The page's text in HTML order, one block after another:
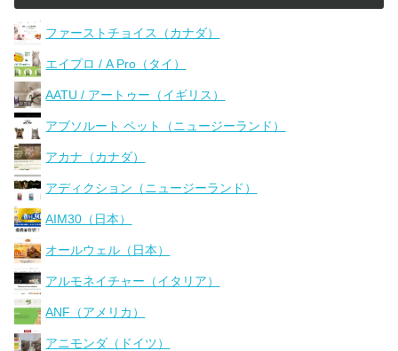
ファーストチョイス（カナダ）
エイプロ / A Pro（タイ）
AATU / アートゥー（イギリス）
アブソルート ペット（ニュージーランド）
アカナ（カナダ）
アディクション（ニュージーランド）
AIM30（日本）
オールウェル（日本）
アルモネイチャー（イタリア）
ANF（アメリカ）
アニモンダ（ドイツ）